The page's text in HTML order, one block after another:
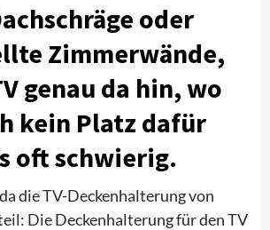
oder
Zimmerwände,
genau da hin, wo
kein Platz dafür
oft schwierig.
die TV-Deckenhalterung von
Die Deckenhalterung für den TV